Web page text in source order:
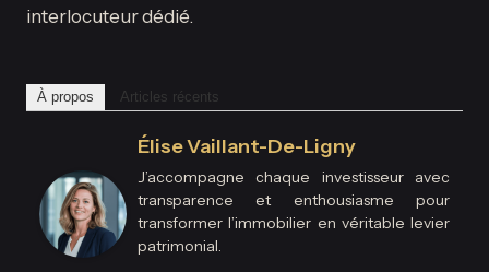
interlocuteur dédié.
À propos Articles récents
Élise Vaillant-De-Ligny
J’accompagne chaque investisseur avec
transparence et enthousiasme pour
transformer l’immobilier en véritable levier
patrimonial.